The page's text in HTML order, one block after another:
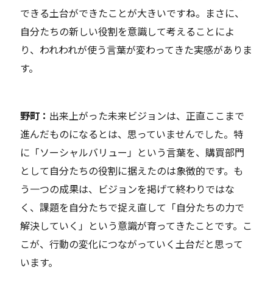
できる土台ができたことが大きいですね。 まさに、
自分たちの新しい役割を意識して考えることによ
り、 われわれが使う言葉が変わってきた実感がありま
す。
野町： 出来上がった未来ビジョンは、正直ここまで
進んだものになるとは、思っていませんでした。特
に「ソーシャルバリュー」という言葉を、購買部門
として自分たちの役割に据えたのは象徴的です。も
う一つの成果は、ビジョンを掲げて終わりではな
く、課題を自分たちで捉え直して「自分たちの力で
解決していく」という意識が育ってきたことです。こ
こが、行動の変化につながっていく土台だと思って
います。